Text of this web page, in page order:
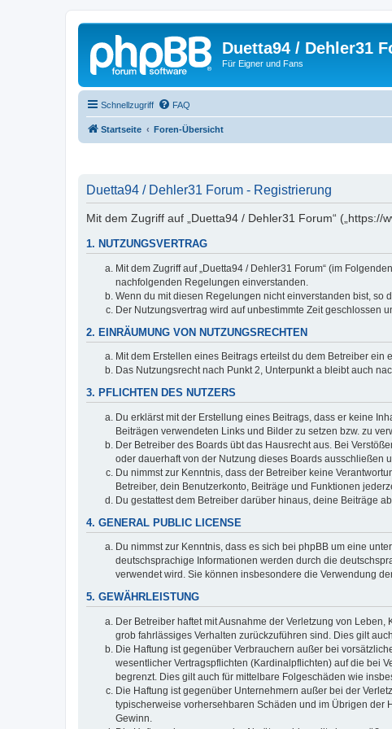
Duetta94 / Dehler31
Für Eigner und Fans
Schnellzugriff FAQ
Startseite Foren-Übersicht
Duetta94 / Dehler31 Forum - Registrierung
Mit dem Zugriff auf „Duetta94 / Dehler31 Forum“
1. NUTZUNGSVERTRAG
Mit dem Zugriff auf „Duetta94 / Dehler31 Forum“ (im
nachfolgenden Regelungen einverstanden.
Wenn du mit diesen Regelungen nicht einverstanden bist, so
Der Nutzungsvertrag wird auf unbestimmte Zeit geschlossen
2. EINRÄUMUNG VON NUTZUNGSRECHTEN
Mit dem Erstellen eines Beitrags erteilst du dem Betreiber
Das Nutzungsrecht nach Punkt 2, Unterpunkt a bleibt auch
3. PFLICHTEN DES NUTZERS
Du erklärst mit der Erstellung eines Beitrags, dass er keine
Beiträgen verwendeten Links und Bilder zu setzen bzw. zu
Der Betreiber des Boards übt das Hausrecht aus. Bei
oder dauerhaft von der Nutzung dieses Boards ausschließen
Du nimmst zur Kenntnis, dass der Betreiber keine
Betreiber, dein Benutzerkonto, Beiträge und Funktionen
Du gestattest dem Betreiber darüber hinaus, deine Beiträge
4. GENERAL PUBLIC LICENSE
Du nimmst zur Kenntnis, dass es sich bei phpBB um eine unter
deutschsprachige Informationen werden durch die
verwendet wird. Sie können insbesondere die Verwendung
5. GEWÄHRLEISTUNG
Der Betreiber haftet mit Ausnahme der Verletzung von
grob fahrlässiges Verhalten zurückzuführen sind. Dies gilt
Die Haftung ist gegenüber Verbrauchern außer bei
wesentlicher Vertragspflichten (Kardinalpflichten) auf die bei
begrenzt. Dies gilt auch für mittelbare Folgeschäden wie
Die Haftung ist gegenüber Unternehmern außer bei der
typischerweise vorhersehbaren Schäden und im Übrigen der
Gewinn.